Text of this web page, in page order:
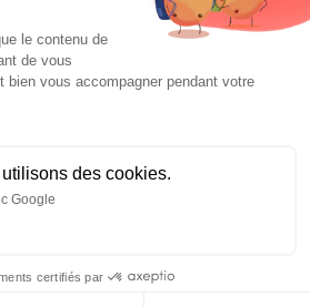
le contenu de
de vous
bien vous accompagner pendant votre
des cookies.
Google
certifiés par
MacBook Pro 14" M4
MacBook Air M4
Air 15" M4
pour entreprise
iPad Pro 11" M4 (Wi-Fi +
Galaxy Tab A9+
SAS. Tous droits réservés.
générales d'utilisation
de confidentialité